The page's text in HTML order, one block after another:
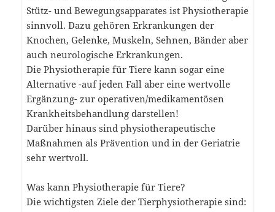
Stütz- und Bewegungsapparates ist Physiotherapie
sinnvoll. Dazu gehören Erkrankungen der
Knochen, Gelenke, Muskeln, Sehnen, Bänder aber
auch neurologische Erkrankungen.
Die Physiotherapie für Tiere kann sogar eine
Alternative -auf jeden Fall aber eine wertvolle
Ergänzung- zur operativen/medikamentösen
Krankheitsbehandlung darstellen!
Darüber hinaus sind physiotherapeutische
Maßnahmen als Prävention und in der Geriatrie
sehr wertvoll.
Was kann Physiotherapie für Tiere?
Die wichtigsten Ziele der Tierphysiotherapie sind: